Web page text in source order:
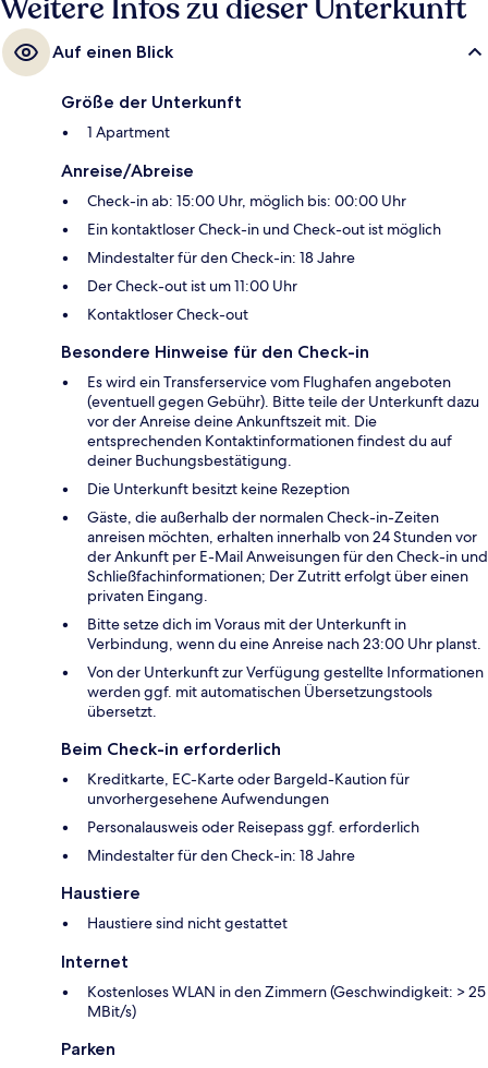
Weitere Infos zu dieser Unterkunft
Auf einen Blick
Größe der Unterkunft
1 Apartment
Anreise/Abreise
Check-in ab: 15:00 Uhr, möglich bis: 00:00 Uhr
Ein kontaktloser Check-in und Check-out ist möglich
Mindestalter für den Check-in: 18 Jahre
Der Check-out ist um 11:00 Uhr
Kontaktloser Check-out
Besondere Hinweise für den Check-in
Es wird ein Transferservice vom Flughafen angeboten
(eventuell gegen Gebühr). Bitte teile der Unterkunft dazu
vor der Anreise deine Ankunftszeit mit. Die
entsprechenden Kontaktinformationen findest du auf
deiner Buchungsbestätigung.
Die Unterkunft besitzt keine Rezeption
Gäste, die außerhalb der normalen Check-in-Zeiten
anreisen möchten, erhalten innerhalb von 24 Stunden vor
der Ankunft per E-Mail Anweisungen für den Check-in und
Schließfachinformationen; Der Zutritt erfolgt über einen
privaten Eingang.
Bitte setze dich im Voraus mit der Unterkunft in
Verbindung, wenn du eine Anreise nach 23:00 Uhr planst.
Von der Unterkunft zur Verfügung gestellte Informationen
werden ggf. mit automatischen Übersetzungstools
übersetzt.
Beim Check-in erforderlich
Kreditkarte, EC-Karte oder Bargeld-Kaution für
unvorhergesehene Aufwendungen
Personalausweis oder Reisepass ggf. erforderlich
Mindestalter für den Check-in: 18 Jahre
Haustiere
Haustiere sind nicht gestattet
Internet
Kostenloses WLAN in den Zimmern (Geschwindigkeit: > 25
MBit/s)
Parken